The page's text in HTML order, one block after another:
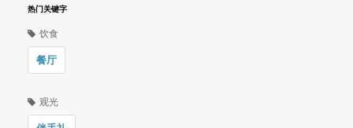
热门关键字
饮食
餐厅
观光